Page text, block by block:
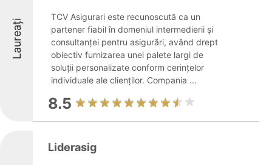
Laureați
TCV Asigurari este recunoscută ca un
partener fiabil în domeniul intermedierii și
consultanței pentru asigurări, având drept
obiectiv furnizarea unei palete largi de
soluții personalizate conform cerințelor
individuale ale clienților. Compania ...
8.5
Liderasig